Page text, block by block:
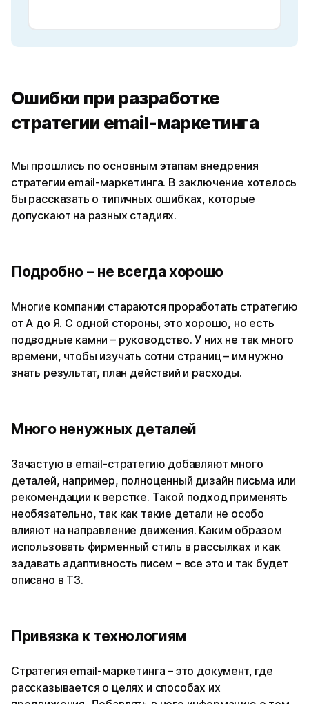
Ошибки при разработке
стратегии email-маркетинга
Мы прошлись по основным этапам внедрения
стратегии email-маркетинга. В заключение хотелось
бы рассказать о типичных ошибках, которые
допускают на разных стадиях.
Подробно – не всегда хорошо
Многие компании стараются проработать стратегию
от А до Я. С одной стороны, это хорошо, но есть
подводные камни – руководство. У них не так много
времени, чтобы изучать сотни страниц – им нужно
знать результат, план действий и расходы.
Много ненужных деталей
Зачастую в email-стратегию добавляют много
деталей, например, полноценный дизайн письма или
рекомендации к верстке. Такой подход применять
необязательно, так как такие детали не особо
влияют на направление движения. Каким образом
использовать фирменный стиль в рассылках и как
задавать адаптивность писем – все это и так будет
описано в ТЗ.
Привязка к технологиям
Стратегия email-маркетинга – это документ, где
рассказывается о целях и способах их